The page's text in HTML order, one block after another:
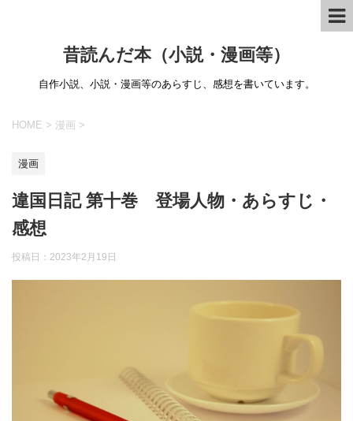
昔読んだ本（小説・漫画等）
自作小説、小説・漫画等のあらすじ、感想を書いています。
HOME > 漫画 >
漫画
違国日記 第十巻 登場人物・あらすじ・
感想
投稿日： 2023年2月19日